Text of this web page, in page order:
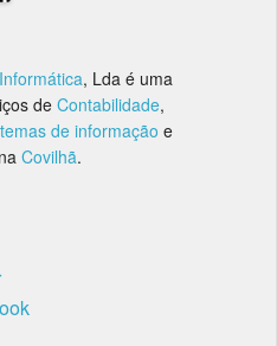
Informática, Lda é uma
de Contabilidade,
de informação e
Covilhã.